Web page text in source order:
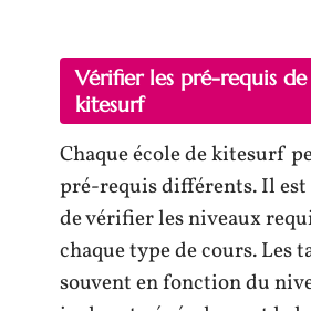
Vérifier les pré-requis de
kitesurf
Chaque école de kitesurf
pré-requis différents. Il
de vérifier les niveaux
chaque type de cours. Les
souvent en fonction du